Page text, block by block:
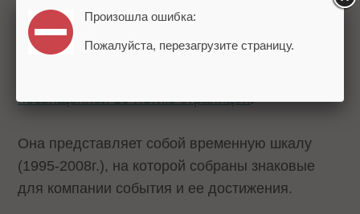
Однако о мотивах руководства Google мы
можем лишь догадываться, а вот в том, что в
этом году компания отмечает юбилей,
посвященной 10-летию страницей.
Она представляет собой временную шкалу
(1995-2008г.), на которой собраны знаковые
для компании события и ее достижения.
Произошла ошибка:
Пожалуйста, перезагрузите страницу.